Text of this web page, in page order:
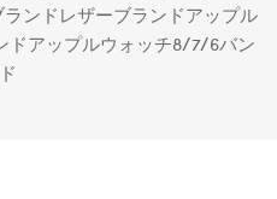
ンドレザーブランドアップル
ドアップルウォッチ8/7/6バン
ド